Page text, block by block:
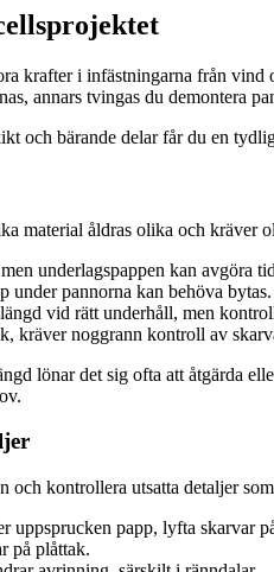
krafter i infästningarna från
annars tvingas du demontera
och bärande delar får du en
material åldras olika och kräver
underlagspappen kan avgöra
under pannorna kan behöva bytas.
vid rätt underhåll, men
kräver noggrann kontroll av
lönar det sig ofta att åtgärda
kontrollera utsatta detaljer
uppsprucken papp, lyfta skarvar
på plåttak.